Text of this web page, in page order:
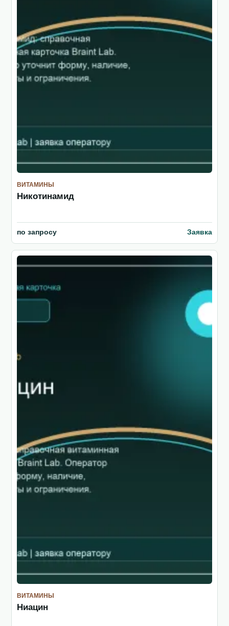
ВИТАМИНЫ
Никотинамид
по запросу Заявка
ВИТАМИНЫ
Ниацин